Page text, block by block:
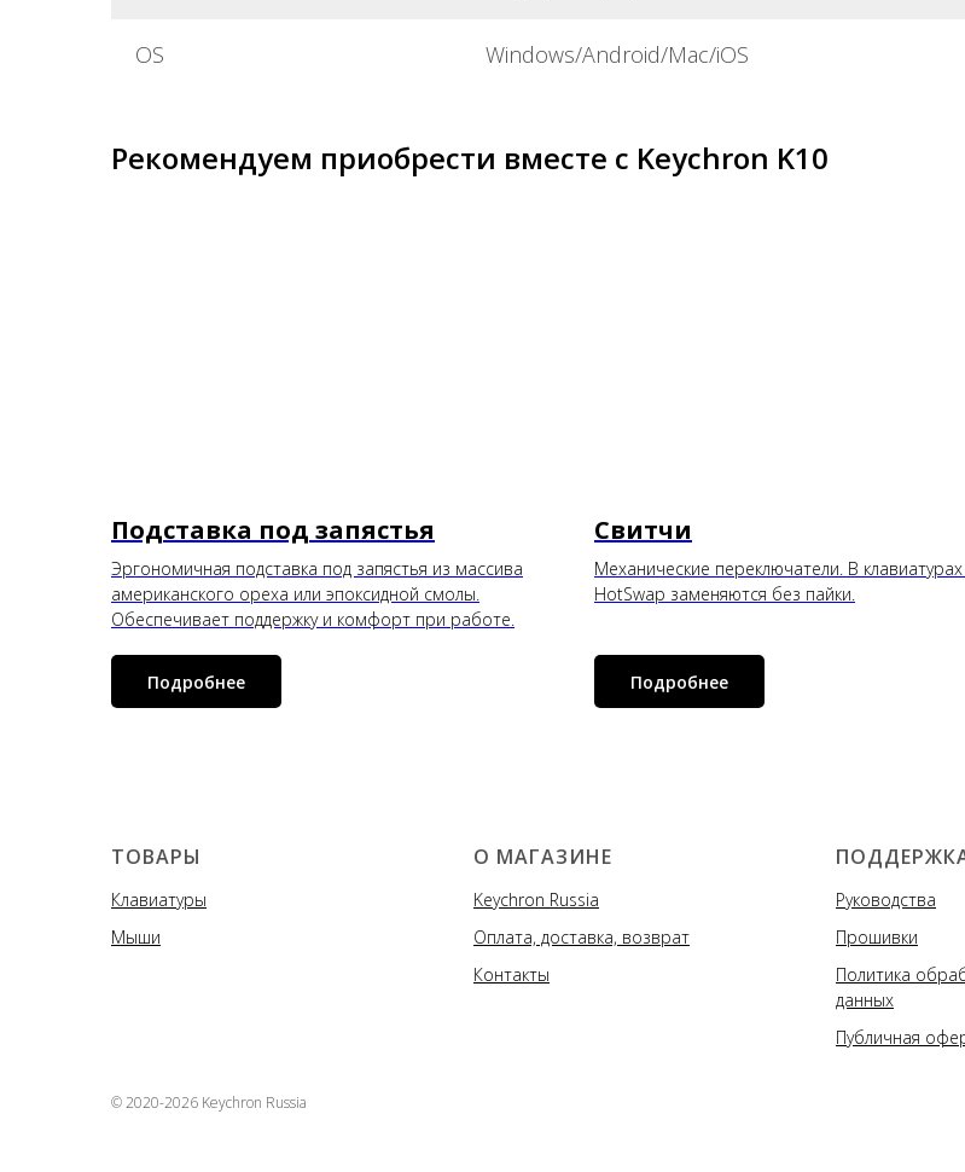
OS Windows/Android/Mac/iOS
Рекомендуем приобрести вместе с Keychron K10
Подставка под запястья
Эргономичная подставка под запястья из массива
американского ореха или эпоксидной смолы.
Обеспечивает поддержку и комфорт при работе.
Подробнее
Свитчи
Механические переключатели. В
HotSwap заменяются без пайки.
Подробнее
ТОВАРЫ
Клавиатуры
Мыши
О МАГАЗИНЕ
Keychron Russia
Оплата, доставка, возврат
Контакты
Руководства
Прошивки
Политика
данных
Публичная
© 2020-2026 Keychron Russia